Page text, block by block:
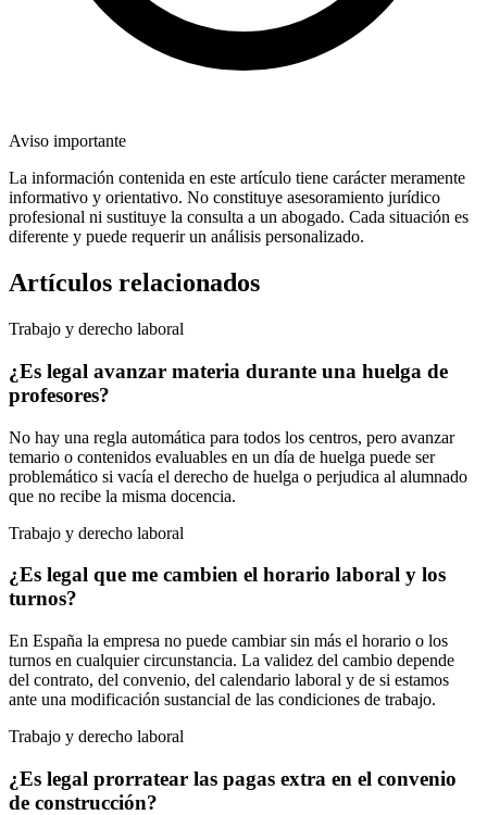
Aviso importante
La información contenida en este artículo tiene carácter meramente
informativo y orientativo. No constituye asesoramiento jurídico
profesional ni sustituye la consulta a un abogado. Cada situación es
diferente y puede requerir un análisis personalizado.
Artículos relacionados
Trabajo y derecho laboral
¿Es legal avanzar materia durante una huelga de
profesores?
No hay una regla automática para todos los centros, pero avanzar
temario o contenidos evaluables en un día de huelga puede ser
problemático si vacía el derecho de huelga o perjudica al alumnado
que no recibe la misma docencia.
Trabajo y derecho laboral
¿Es legal que me cambien el horario laboral y los
turnos?
En España la empresa no puede cambiar sin más el horario o los
turnos en cualquier circunstancia. La validez del cambio depende
del contrato, del convenio, del calendario laboral y de si estamos
ante una modificación sustancial de las condiciones de trabajo.
Trabajo y derecho laboral
¿Es legal prorratear las pagas extra en el convenio
de construcción?